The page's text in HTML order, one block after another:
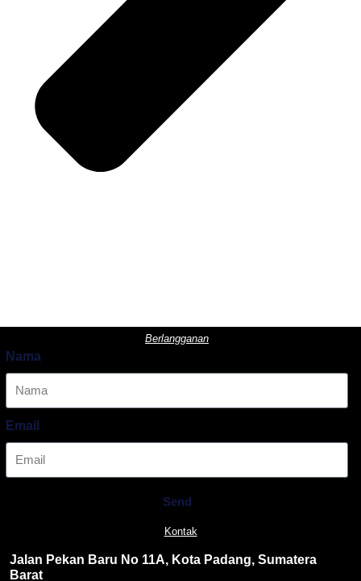
Berlangganan
Nama
Email
Send
Kontak
Jalan Pekan Baru No 11A, Kota Padang, Sumatera
Barat